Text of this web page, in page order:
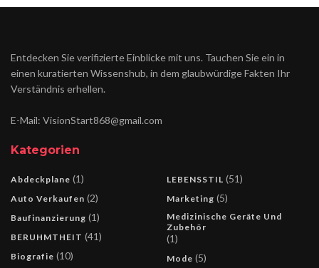
Entdecken Sie verifizierte Einblicke mit uns. Tauchen Sie ein in
einen kuratierten Wissenshub, in dem glaubwürdige Fakten Ihr
Verständnis erhellen.
E-Mail: VisionStart868@gmail.com
Kategorien
Abdeckplane (1)
Auto Verkaufen (2)
Baufinanzierung (1)
BERUHMTHEIT (41)
Biografie (10)
LEBENSSTIL (51)
Marketing (5)
Medizinische Geräte Und
Zubehör
(1)
Mode (5)